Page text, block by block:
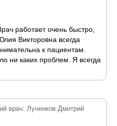
работает очень быстро,
Викторовна всегда
к пациентам.
ни каких проблем. Я всегда
врач: Лученков Дмитрий